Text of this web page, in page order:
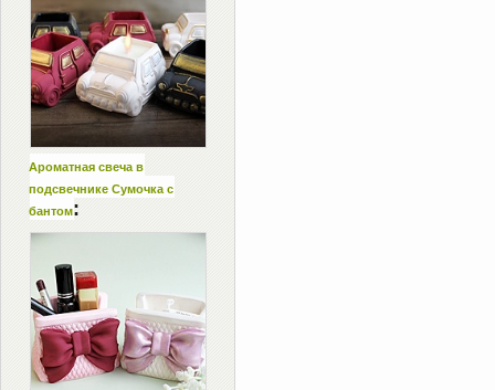
Ароматная свеча в
подсвечнике Сумочка с
бантом: